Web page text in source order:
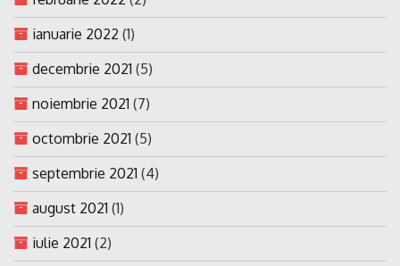
ianuarie 2022 (1)
decembrie 2021 (5)
noiembrie 2021 (7)
octombrie 2021 (5)
septembrie 2021 (4)
august 2021 (1)
iulie 2021 (2)